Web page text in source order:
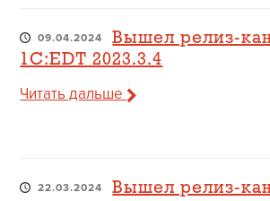
09.04.2024
Вышел релиз-
1C:EDT 2023.3.4
Читать дальше
22.03.2024
Вышел релиз-